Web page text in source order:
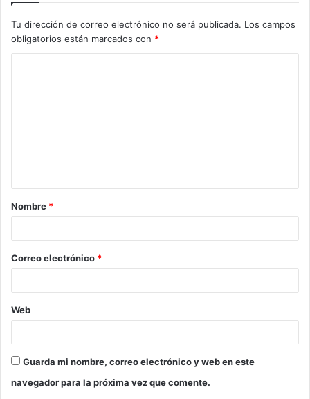
Tu dirección de correo electrónico no será publicada. Los campos
obligatorios están marcados con *
a
r
*
Nombre *
Correo electrónico *
Web
Guarda mi nombre, correo electrónico y web en este
navegador para la próxima vez que comente.